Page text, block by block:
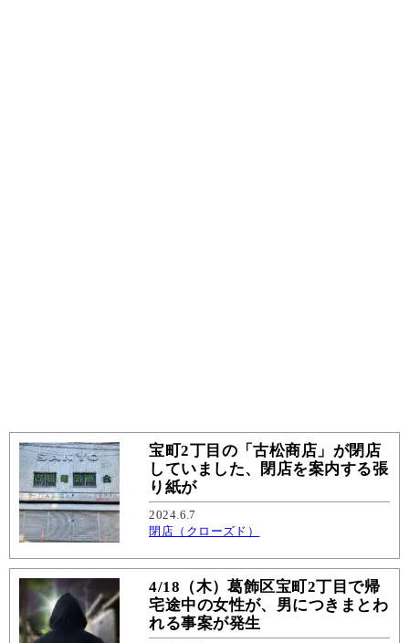
宝町2丁目の「古松商店」が閉店
していました、閉店を案内する張
り紙が
2024.6.7
閉店（クローズド）
4/18（木）葛飾区宝町2丁目で帰
宅途中の女性が、男につきまとわ
れる事案が発生